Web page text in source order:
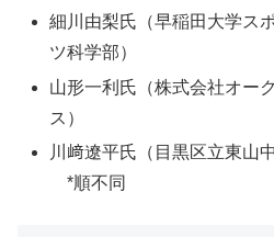
細川由梨氏（早稲田大学ス
ツ科学部）
山形一利氏（株式会社オー
ス）
川﨑遼平氏（目黒区立東山
*順不同